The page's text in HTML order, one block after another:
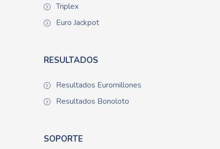
Triplex
Euro Jackpot
RESULTADOS
Resultados Euromillones
Resultados Bonoloto
SOPORTE